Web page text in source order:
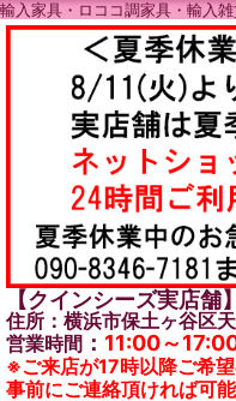
輸入家具・ロココ調家具・輸入
【クインシーズ実店舗】
住所：横浜市保土ヶ谷区
営業時間 ： 11:00～
※ご来店が17時以降ご希
事前にご連絡頂ければ可